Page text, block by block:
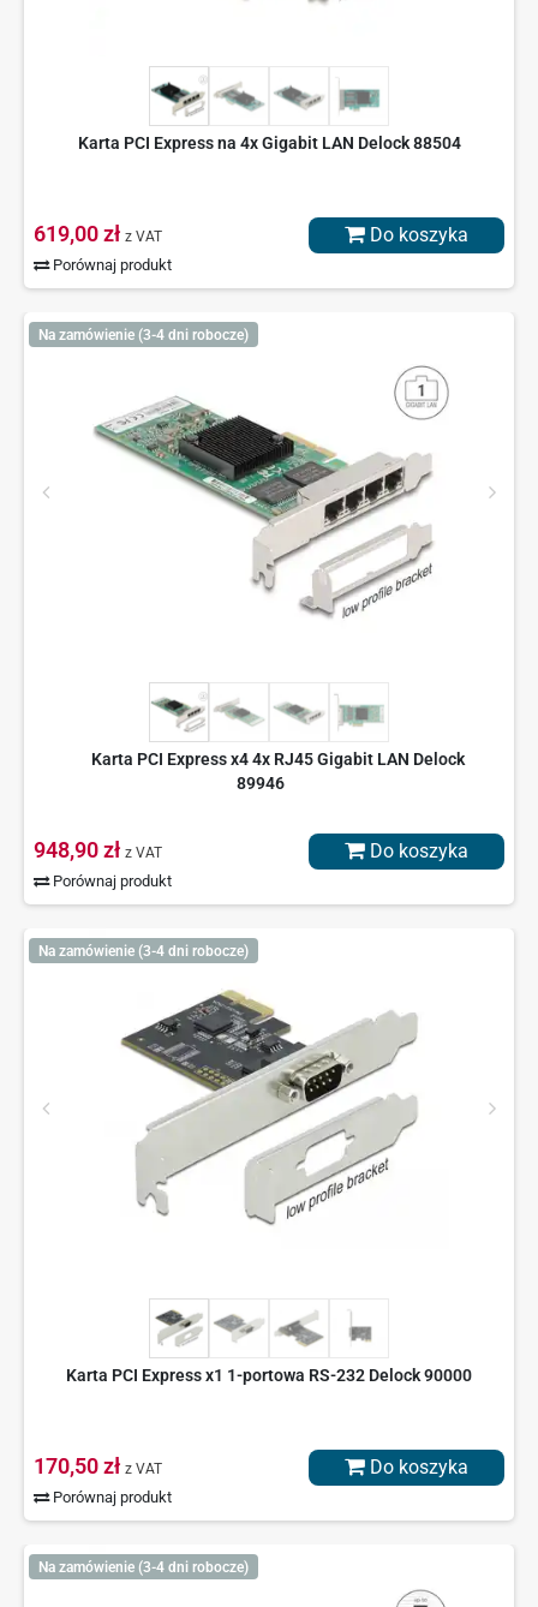
Karta PCI Express na 4x Gigabit LAN Delock 88504
619,00 zł z VAT
Porównaj produkt
Do koszyka
Na zamówienie (3-4 dni robocze)
Karta PCI Express x4 4x RJ45 Gigabit LAN Delock
89946
948,90 zł z VAT
Porównaj produkt
Do koszyka
Na zamówienie (3-4 dni robocze)
Karta PCI Express x1 1-portowa RS-232 Delock 90000
170,50 zł z VAT
Porównaj produkt
Do koszyka
Na zamówienie (3-4 dni robocze)